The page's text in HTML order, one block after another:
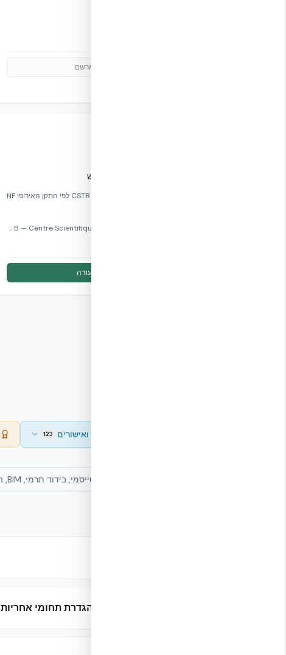
רשום במרשם
דו"ח בדיקת אש — תגובה לאש
דו"ח בדיקת אש של המכון הצרפתי CSTB לפי התקן האירופי NF
CSTB — Centre Scientifique et Technique du Bâtiment
הורד תעודה
בדיקות ואישורים 123
אחריות תכן והגדרת תחומי אחריות